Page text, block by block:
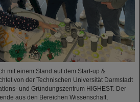
mit einem Stand auf dem Start-up &
von der Technischen Universität Darmstadt
und Gründungszentrum HIGHEST. Der
aus den Bereichen Wissenschaft,